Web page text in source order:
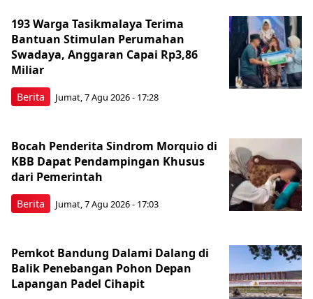
Berita
193 Warga Tasikmalaya Terima
Bantuan Stimulan Perumahan
Swadaya, Anggaran Capai Rp3,86
Miliar
Jumat, 7 Agu 2026 - 17:28
Berita
Bocah Penderita Sindrom Morquio di
KBB Dapat Pendampingan Khusus
dari Pemerintah
Jumat, 7 Agu 2026 - 17:03
Pemkot Bandung Dalami Dalang di
Balik Penebangan Pohon Depan
Lapangan Padel Cihapit